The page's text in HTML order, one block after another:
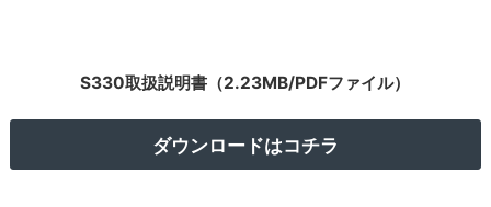
S330取扱説明書（2.23MB/PDFファイル）
ダウンロードはコチラ